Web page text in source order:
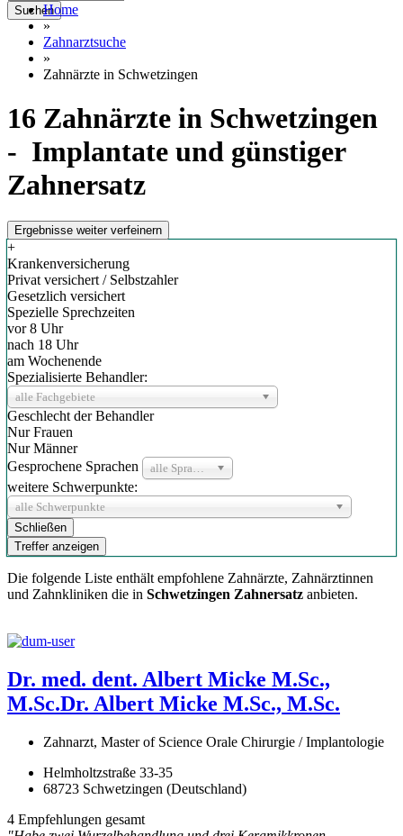
SuchenHome
»
Zahnarztsuche
»
Zahnärzte in Schwetzingen
16 Zahnärzte in Schwetzingen
- Implantate und günstiger
Zahnersatz
Ergebnisse weiter verfeinern
+
Krankenversicherung
Privat versichert / Selbstzahler
Gesetzlich versichert
Spezielle Sprechzeiten
vor 8 Uhr
nach 18 Uhr
am Wochenende
Spezialisierte Behandler:
alle Fachgebiete
Geschlecht der Behandler
Nur Frauen
Nur Männer
Gesprochene Sprachen
alle Sprachen
weitere Schwerpunkte:
alle Schwerpunkte
Schließen
Treffer anzeigen
Die folgende Liste enthält empfohlene Zahnärzte, Zahnärztinnen
und Zahnkliniken die in Schwetzingen Zahnersatz anbieten.
Dr. med. dent. Albert Micke M.Sc.,
M.Sc.Dr. Albert Micke M.Sc., M.Sc.
Zahnarzt, Master of Science Orale Chirurgie / Implantologie
Helmholtzstraße 33-35
68723 Schwetzingen (Deutschland)
4 Empfehlungen gesamt